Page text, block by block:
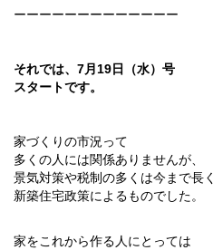
ーーーーーーーーーーーーー
それでは、7月19日（水）号
スタートです。
家づくりの市況って
多くの人には関係ありませんが、
景気対策や税制の多くは今まで長く
新築住宅政策によるものでした。
家をこれから作る人にとっては